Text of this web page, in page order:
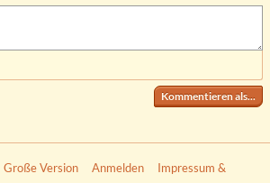
Kommentieren als...
Große Version Anmelden
Impressum &